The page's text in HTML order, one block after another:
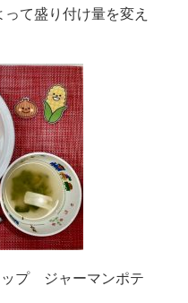
て盛り付け量を変え
プ ジャーマンポテ